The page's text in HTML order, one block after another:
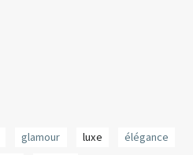
glamour luxe
élégance